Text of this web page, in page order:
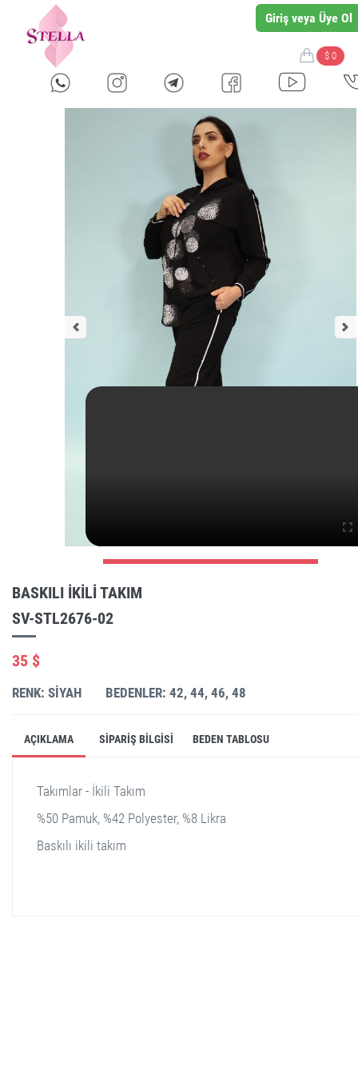
Giriş veya Üye Ol
$ 0
BASKILI IKILI TAKIM
SV-STL2676-02
35 $
RENK: SIYAH BEDENLER: 42, 44, 46, 48
AÇIKLAMA SIPARIŞ BILGISI BEDEN TABLOSU
Takımlar - İkili Takım
%50 Pamuk, %42 Polyester, %8 Likra
Baskılı ikili takım